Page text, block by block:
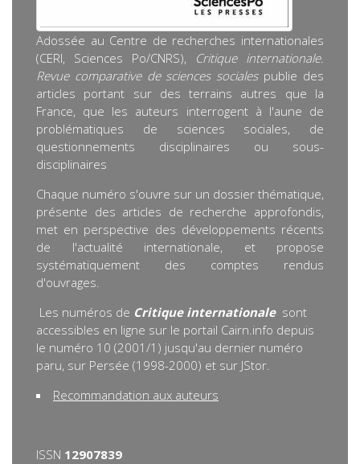
Adossée au Centre de recherches internationales
(CERI, Sciences Po/CNRS), Critique internationale.
Revue comparative de sciences socialespublie des
articles portant sur des terrains autres que la
France, que les auteurs interrogent à l'aune de
problématiques de sciences sociales, de
questionnements disciplinaires ou sous-
disciplinaires
Chaque numéro s'ouvre sur un dossier thématique,
présente des articles de recherche approfondis,
met en perspective des développements récents
de l'actualité internationale, et propose
systématiquement des comptes rendus
d'ouvrages.
Les numéros de Critique internationale sont
accessibles en ligne sur le portail Cairn.info depuis
le numéro 10 (2001/1) jusqu'au dernier numéro
paru, sur Persée (1998-2000) et sur JStor.
Recommandation aux auteurs
ISSN 12907839